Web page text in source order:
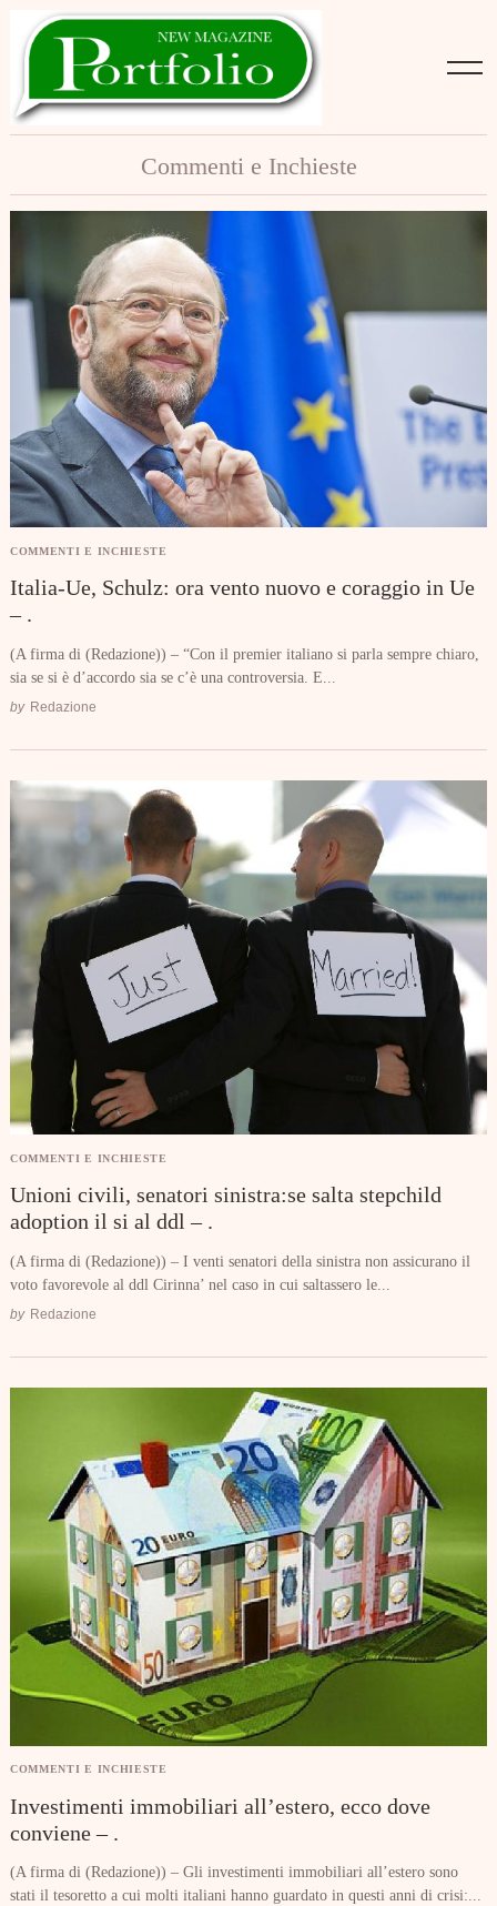
Commenti e Inchieste
COMMENTI E INCHIESTE
Italia-Ue, Schulz: ora vento nuovo e coraggio in Ue
– .
(A firma di (Redazione)) – “Con il premier italiano si parla sempre chiaro,
sia se si è d’accordo sia se c’è una controversia. E...
by Redazione
COMMENTI E INCHIESTE
Unioni civili, senatori sinistra:se salta stepchild
adoption il si al ddl – .
(A firma di (Redazione)) – I venti senatori della sinistra non assicurano il
voto favorevole al ddl Cirinna’ nel caso in cui saltassero le...
by Redazione
COMMENTI E INCHIESTE
Investimenti immobiliari all’estero, ecco dove
conviene – .
(A firma di (Redazione)) – Gli investimenti immobiliari all’estero sono
stati il tesoretto a cui molti italiani hanno guardato in questi anni di crisi:...